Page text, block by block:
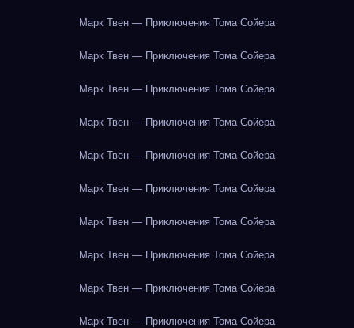
Марк Твен — Приключения Тома Сойера
Марк Твен — Приключения Тома Сойера
Марк Твен — Приключения Тома Сойера
Марк Твен — Приключения Тома Сойера
Марк Твен — Приключения Тома Сойера
Марк Твен — Приключения Тома Сойера
Марк Твен — Приключения Тома Сойера
Марк Твен — Приключения Тома Сойера
Марк Твен — Приключения Тома Сойера
Марк Твен — Приключения Тома Сойера